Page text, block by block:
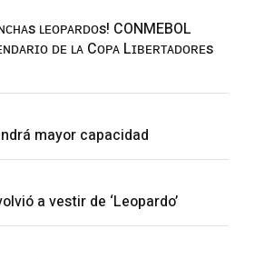
ʟᴇᴏᴘᴀʀᴅᴏs! CONMEBOL
ᴅᴇ ʟᴀ Cᴏᴘᴀ Lɪʙᴇʀᴛᴀᴅᴏʀᴇs
mayor capacidad
a vestir de ‘Leopardo’